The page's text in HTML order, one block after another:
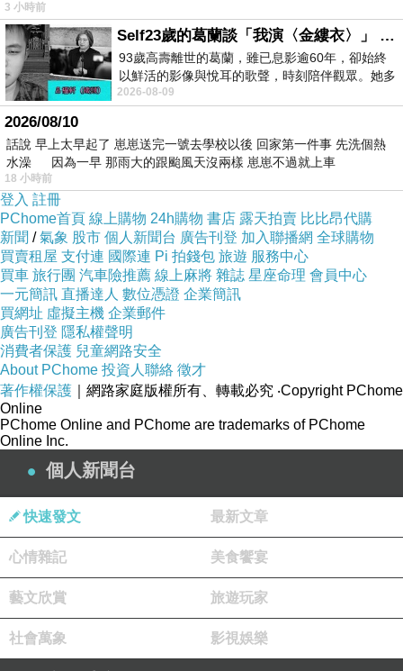
3 小時前
Self23歲的葛蘭談「我演〈金縷衣〉」 #戀上老電影 #粟子 #葛蘭
93歲高壽離世的葛蘭，雖已息影逾60年，卻始終
以鮮活的影像與悅耳的歌聲，時刻陪伴觀眾。她多
才多藝、陽光開朗的形象，不僅保留在電影
2026-08-09
2026/08/10
話說 早上太早起了 崽崽送完一號去學校以後 回家第一件事 先洗個熱
水澡 因為一早 那雨大的跟颱風天沒兩樣 崽崽不過就上車
18 小時前
登入 註冊
PChome首頁 線上購物 24h購物 書店 露天拍賣 比比昂代購
新聞 /氣象 股市 個人新聞台 廣告刊登 加入聯播網 全球購物
買賣租屋 支付連 國際連 Pi 拍錢包 旅遊 服務中心
買車 旅行團 汽車險推薦 線上麻將 雜誌 星座命理 會員中心
一元簡訊 直播達人 數位憑證 企業簡訊
買網址 虛擬主機 企業郵件
廣告刊登 隱私權聲明
消費者保護 兒童網路安全
About PChome 投資人聯絡 徵才
著作權保護 ｜網路家庭版權所有、轉載必究 ‧Copyright PChome
Online
PChome Online and PChome are trademarks of PChome
Online Inc.
個人新聞台
快速發文 最新文章
心情雜記 美食饗宴
藝文欣賞 旅遊玩家
社會萬象 影視娛樂